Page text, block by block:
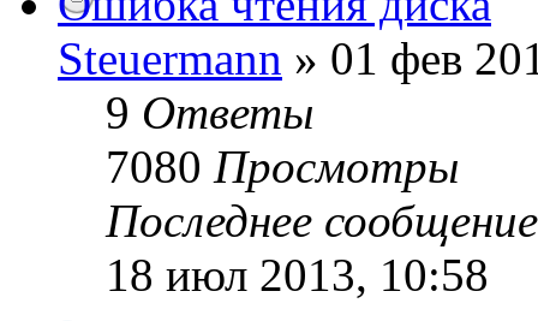
Steuermann » 01 фев
9 Ответы
7080 Просмотры
Последнее
18 июл 2013, 10:58